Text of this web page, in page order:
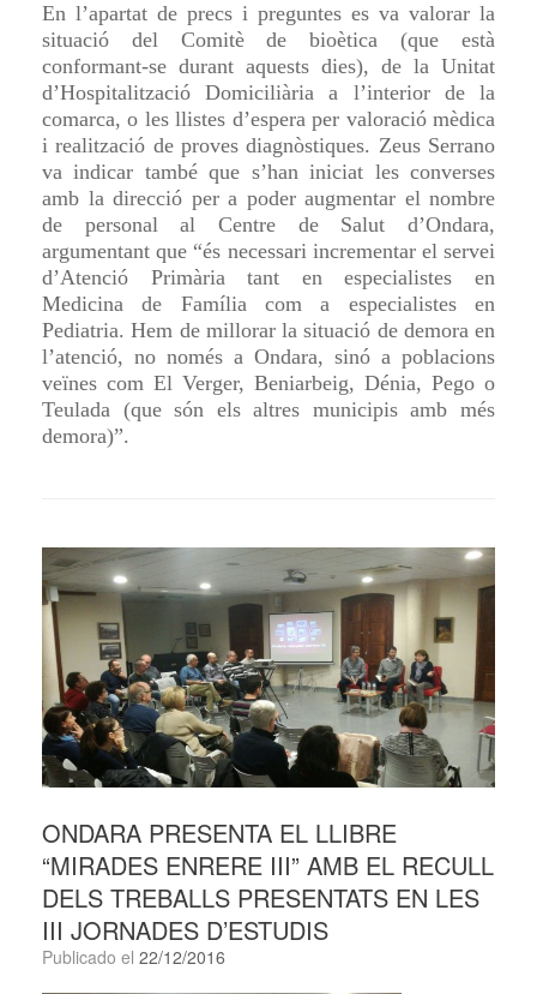
En l’apartat de precs i preguntes es va valorar la
situació del Comitè de bioètica (que està
conformant-se durant aquests dies), de la Unitat
d’Hospitalització Domiciliària a l’interior de la
comarca, o les llistes d’espera per valoració mèdica
i realització de proves diagnòstiques. Zeus Serrano
va indicar també que s’han iniciat les converses
amb la direcció per a poder augmentar el nombre
de personal al Centre de Salut d’Ondara,
argumentant que “és necessari incrementar el servei
d’Atenció Primària tant en especialistes en
Medicina de Família com a especialistes en
Pediatria. Hem de millorar la situació de demora en
l’atenció, no només a Ondara, sinó a poblacions
veïnes com El Verger, Beniarbeig, Dénia, Pego o
Teulada (que són els altres municipis amb més
demora)”.
ONDARA PRESENTA EL LLIBRE
“MIRADES ENRERE III” AMB EL RECULL
DELS TREBALLS PRESENTATS EN LES
III JORNADES D’ESTUDIS
Publicado el 22/12/2016